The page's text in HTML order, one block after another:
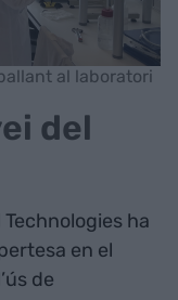
al laboratori
del
ha
en el
de